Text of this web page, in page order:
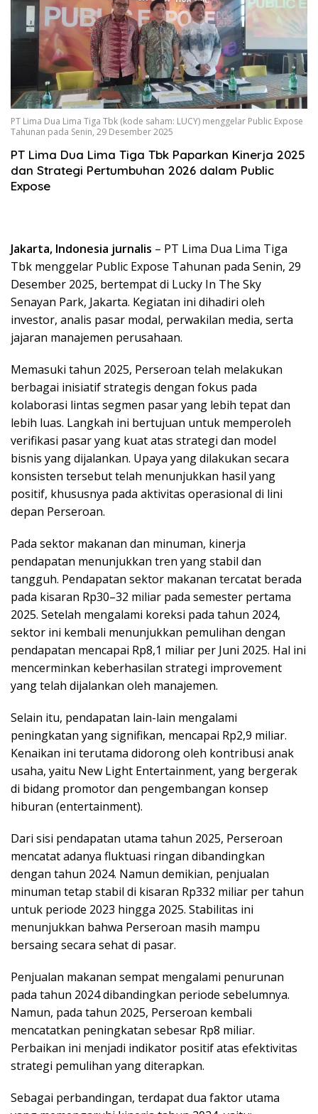
PT Lima Dua Lima Tiga Tbk (kode saham: LUCY) menggelar Public Expose
Tahunan pada Senin, 29 Desember 2025
PT Lima Dua Lima Tiga Tbk Paparkan Kinerja 2025
dan Strategi Pertumbuhan 2026 dalam Public
Expose
Jakarta, Indonesia jurnalis – PT Lima Dua Lima Tiga
Tbk menggelar Public Expose Tahunan pada Senin, 29
Desember 2025, bertempat di Lucky In The Sky
Senayan Park, Jakarta. Kegiatan ini dihadiri oleh
investor, analis pasar modal, perwakilan media, serta
jajaran manajemen perusahaan.
Memasuki tahun 2025, Perseroan telah melakukan
berbagai inisiatif strategis dengan fokus pada
kolaborasi lintas segmen pasar yang lebih tepat dan
lebih luas. Langkah ini bertujuan untuk memperoleh
verifikasi pasar yang kuat atas strategi dan model
bisnis yang dijalankan. Upaya yang dilakukan secara
konsisten tersebut telah menunjukkan hasil yang
positif, khususnya pada aktivitas operasional di lini
depan Perseroan.
Pada sektor makanan dan minuman, kinerja
pendapatan menunjukkan tren yang stabil dan
tangguh. Pendapatan sektor makanan tercatat berada
pada kisaran Rp30–32 miliar pada semester pertama
2025. Setelah mengalami koreksi pada tahun 2024,
sektor ini kembali menunjukkan pemulihan dengan
pendapatan mencapai Rp8,1 miliar per Juni 2025. Hal ini
mencerminkan keberhasilan strategi improvement
yang telah dijalankan oleh manajemen.
Selain itu, pendapatan lain-lain mengalami
peningkatan yang signifikan, mencapai Rp2,9 miliar.
Kenaikan ini terutama didorong oleh kontribusi anak
usaha, yaitu New Light Entertainment, yang bergerak
di bidang promotor dan pengembangan konsep
hiburan (entertainment).
Dari sisi pendapatan utama tahun 2025, Perseroan
mencatat adanya fluktuasi ringan dibandingkan
dengan tahun 2024. Namun demikian, penjualan
minuman tetap stabil di kisaran Rp332 miliar per tahun
untuk periode 2023 hingga 2025. Stabilitas ini
menunjukkan bahwa Perseroan masih mampu
bersaing secara sehat di pasar.
Penjualan makanan sempat mengalami penurunan
pada tahun 2024 dibandingkan periode sebelumnya.
Namun, pada tahun 2025, Perseroan kembali
mencatatkan peningkatan sebesar Rp8 miliar.
Perbaikan ini menjadi indikator positif atas efektivitas
strategi pemulihan yang diterapkan.
Sebagai perbandingan, terdapat dua faktor utama